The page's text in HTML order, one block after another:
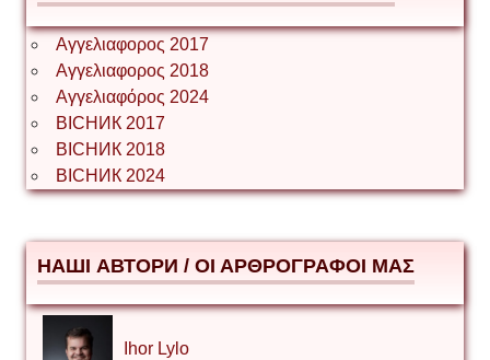
Αγγελιαφορος 2017
Αγγελιαφορος 2018
Αγγελιαφόρος 2024
ВІСНИК 2017
ВІСНИК 2018
ВІСНИК 2024
НАШІ АВТОРИ / ΟΙ ΑΡΘΡΟΓΡΑΦΟΙ ΜΑΣ
Ihor Lylo